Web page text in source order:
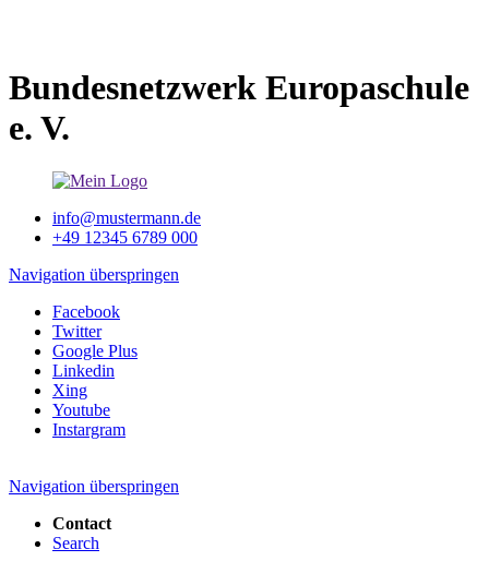
Bundesnetzwerk Europaschule
e. V.
info@mustermann.de
+49 12345 6789 000
Navigation überspringen
Facebook
Twitter
Google Plus
Linkedin
Xing
Youtube
Instargram
Navigation überspringen
Contact
Search